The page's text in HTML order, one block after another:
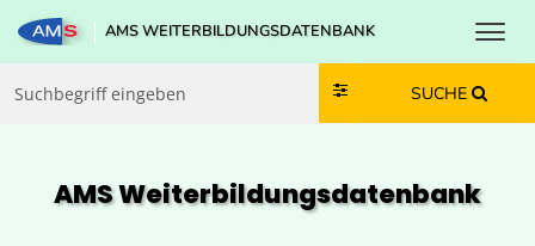
Zum Inhalt springen
Zum Navmenü springen
Zur Suche springen
Zur Footer springen
AMS WEITERBILDUNGSDATENBANK
SUCHE
AMS Weiterbildungs­datenbank